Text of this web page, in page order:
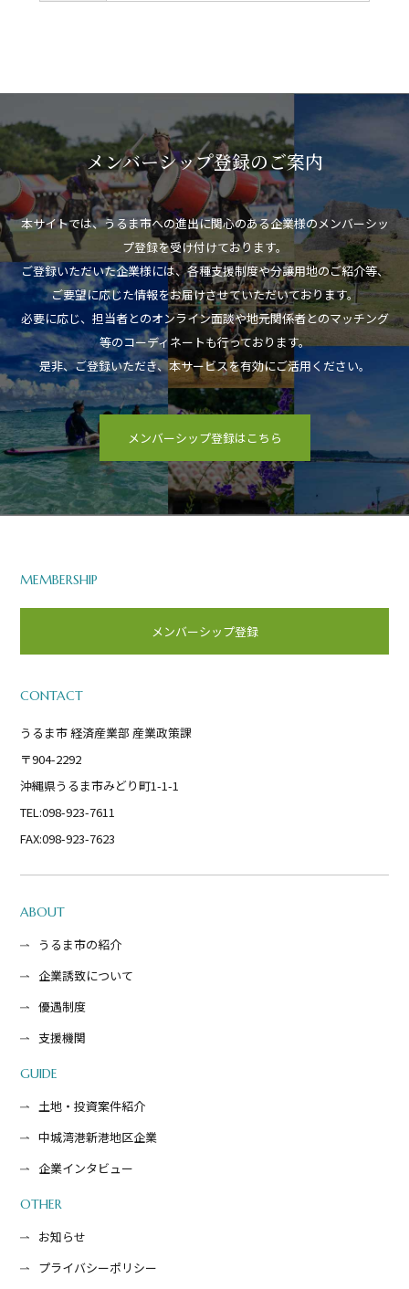
メンバーシップ登録のご案内
本サイトでは、うるま市への進出に関心のある企業様のメンバーシッ
プ登録を受け付けております。
ご登録いただいた企業様には、各種支援制度や分譲用地のご紹介等、
ご要望に応じた情報をお届けさせていただいております。
必要に応じ、担当者とのオンライン面談や地元関係者とのマッチング
等のコーディネートも行っております。
是非、ご登録いただき、本サービスを有効にご活用ください。
メンバーシップ登録はこちら
ABOUT
うるま市の紹介
企業誘致について
優遇制度
支援機関
GUIDE
土地・投資案件紹介
中城湾港新港地区企業
企業インタビュー
OTHER
お知らせ
プライバシーポリシー
MEMBERSHIP
メンバーシップ登録
CONTACT
うるま市 経済産業部 産業政策課
〒904-2292
沖縄県うるま市みどり町1-1-1
TEL:098-923-7611
FAX:098-923-7623